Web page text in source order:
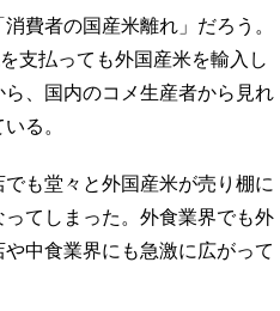
費者の国産米離れ」だろう。
支払っても外国産米を輸入し
、国内のコメ生産者から見れ
る。
も堂々と外国産米が売り棚に
てしまった。外食業界でも外
中食業界にも急激に広がって